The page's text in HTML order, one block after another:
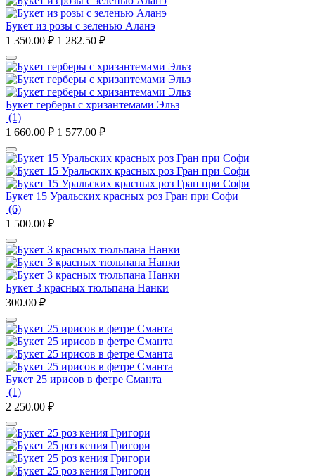
Букет из розы с зеленью Аланэ
1 350.00 ₽ 1 282.50 ₽
Букет герберы с хризантемами Эльз
(1)
1 660.00 ₽ 1 577.00 ₽
Букет 15 Уральских красных роз Гран при Софи
(6)
1 500.00 ₽
Букет 3 красных тюльпана Нанки
300.00 ₽
Букет 25 ирисов в фетре Сманта
(1)
2 250.00 ₽